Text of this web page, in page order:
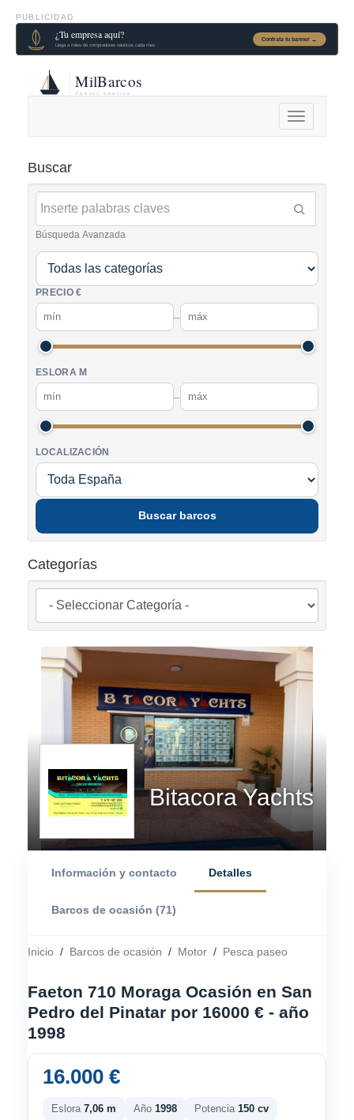
PUBLICIDAD
Alternar
navegación
Buscar
Búsqueda Avanzada
PRECIO €
–
ESLORA M
–
LOCALIZACIÓN
Buscar barcos
Categorías
Bitacora Yachts
Información y contacto Detalles
Barcos de ocasión (71)
Inicio / Barcos de ocasión / Motor / Pesca paseo
Faeton 710 Moraga Ocasión en San
Pedro del Pinatar por 16000 € - año
1998
16.000 €
Eslora 7,06 m Año 1998 Potencia 150 cv